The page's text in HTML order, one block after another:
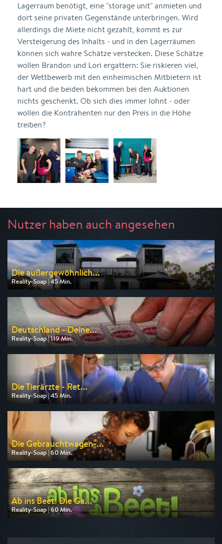
Lagerraum benötigt, eine "storage unit" anmieten und
dort seine privaten Gegenstände unterbringen. Wird
allerdings die Miete nicht gezahlt, kommt es zur
Versteigerung des Inhalts - und in den Lagerräumen
können sich wahre Schätze verstecken. Diese Schätze
wollen Brandon und Lori ergattern: Sie riskieren viel,
der Wettbewerb mit den einheimischen Mitbietern ist
hart und die beiden bekommen bei den Auktionen
nichts geschenkt. Ob sich dies immer lohnt - oder
wollen die Kontrahenten nur den Preis in die Höhe
treiben?
Nutzer haben auch angesehen
Die außergewöhnlich...
Reality-Soap | 45 Min.
Ausgestrahlt von ZDF
am 09.08.2026, 17:15
Deutschland - Deine...
Reality-Soap | 119 Min.
Ausgestrahlt von RTLZWEI
am 10.08.2026, 20:14
Die Tierärzte - Ret...
Reality-Soap | 45 Min.
Ausgestrahlt von HR
am 09.08.2026, 20:15
Die Gebrauchtwagen-...
Reality-Soap | 60 Min.
Ausgestrahlt von DMAX
am 10.08.2026, 20:15
Ab ins Beet! Die Ga...
Reality-Soap | 60 Min.
Ausgestrahlt von VOX